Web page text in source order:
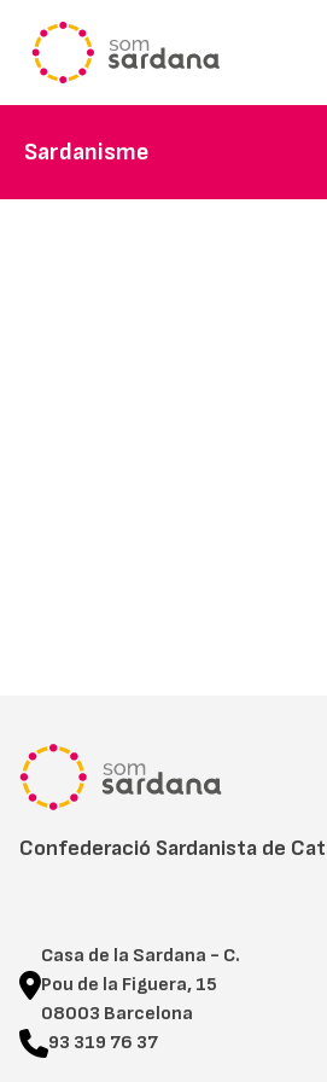
Sardanisme
Confederació Sardanista de
Casa de la Sardana - C.
Pou de la Figuera, 15
08003 Barcelona
93 319 76 37